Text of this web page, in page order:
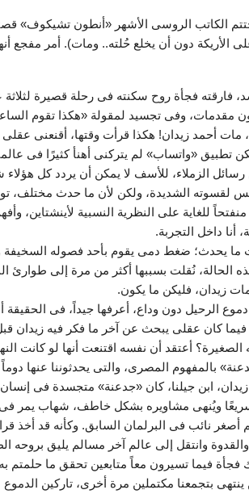
الكاتب الروسى الأشهر «أنطون
الأريكة دون أن يخلع حُلته.. ومات). أمر مفجع
فارقته فجأة روح سكنته فى رحلة قصيرة
مقدمات، وفى تجسيد لمقولة «هكذا تقوم
مات أحمد زيدان! هكذا قرأت وقتها، أقنعنى
تطبيق «واتساب» لم يتركنى أهنأ كثيرًا فى
الزملاء، للأسف لا يمكن أن يردد كل هؤلاء
لقسوته الشديدة، ولكن لأن ما حدث مختلف،
للغاية على النظرية النسبية لأينشتاين،
أنا داخل التجربة.
يحدث؛ ضغط دمى يقوم بأحد فصوله السخيفة
الحالة، نُقلت بسببها أكثر من مرة إلى
زيدان، فليكن ما يكون.
الرحيل دون وداع، أعرفها جيداً، فى الحقيقة
كان عقلى يبحث عن آخر ما فكر فيه زيدان
أعتقد أن نفسه اقتنعت أنها لو كانت
بالمفهوم المصرى، والتى يحدثوننا عنها
زيدان، ابن جيلنا، كان «جدعنة» متجسدة فى
ويُنهى مشاويره بشكل خاطف، شهاب يمر فى
نائب فى البرلمان السابق. وكأنه قد أخذ
والقدوة وانتقل إلى عالم آخر مسالم يليق بروحه
فيما تسيرون معاً متابعين تحقق ما حلمتم
بتجمعنا مكتملين مرة أخرى، تاركين